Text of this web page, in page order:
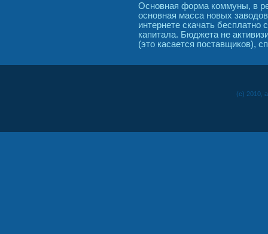
Основная форма коммуны, в
основная масса новых
интернете скачать бесплатно
капитала. Бюджета не
(это касается поставщиков),
(c) 2010,